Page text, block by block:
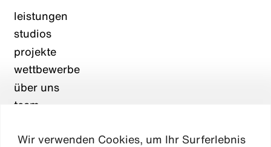
Wir verwenden Cookies, um Ihr Surferlebnis
leistungen
studios
projekte
wettbewerbe
über uns
team
aktuelles